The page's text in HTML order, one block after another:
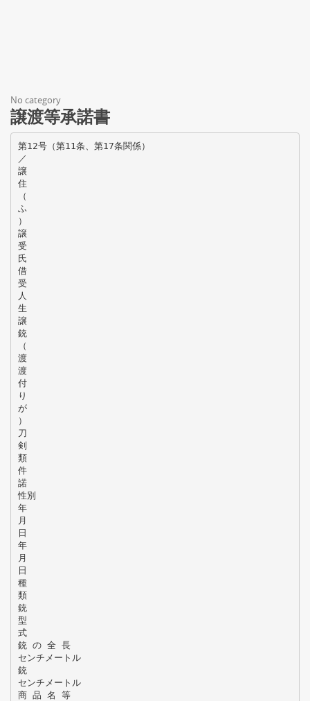
No category
譲渡等承諾書
第12号（第11条、第17条関係）
／
譲
住
（
ふ
）
譲
受
氏
借
受
人
生
譲
銃
（
渡
渡
付
り
が
）
刀
剣
類
件
諾
性別
年
月
日
年
月
日
種
類
銃
型
式
銃 の 全 長
センチメートル
銃
センチメートル
商 品 名 等